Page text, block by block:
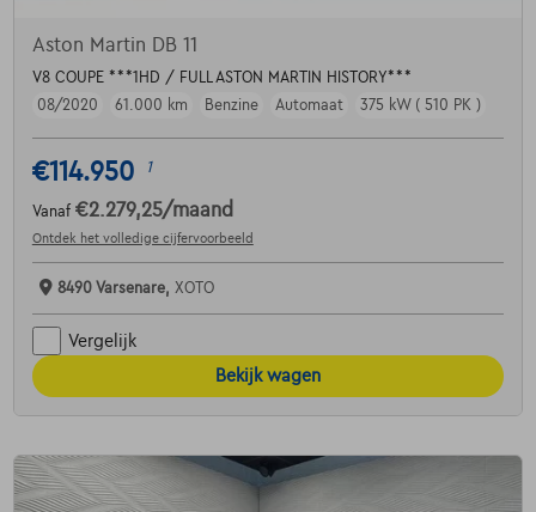
Aston Martin DB 11
V8 COUPE ***1HD / FULL ASTON MARTIN HISTORY***
08/2020
61.000 km Benzine Automaat 375 kW ( 510 PK )
€114.950 1
Vanaf €2.279,25/maand
Ontdek het volledige cijfervoorbeeld
8490 Varsenare, XOTO
Vergelijk
Bekijk wagen